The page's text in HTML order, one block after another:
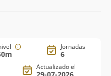
Jornadas
6
Actualizado el